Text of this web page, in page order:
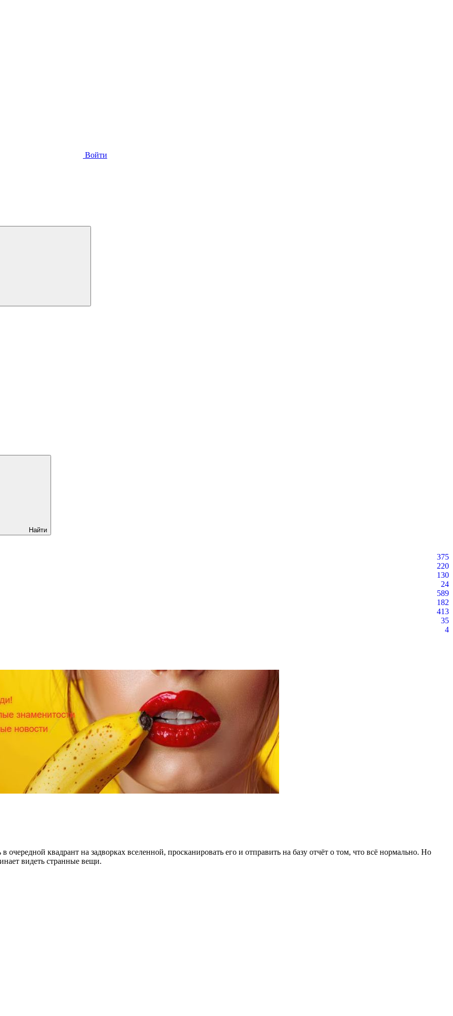
Войти
Найти
375
220
130
24
589
182
413
35
4
квадрант на задворках вселенной, просканировать его и отправить на базу отчёт о том, что всё нормально. Но
видеть странные вещи.